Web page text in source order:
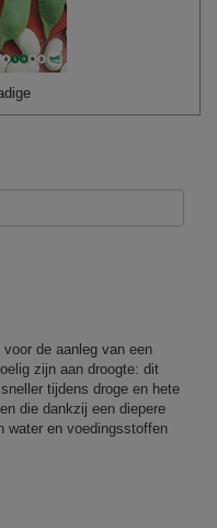
de aanleg van een
zijn aan droogte: dit
tijdens droge en hete
die dankzij een diepere
water en voedingsstoffen